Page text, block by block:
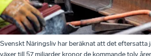
Svenskt Näringsliv har beräknat att det eftersatta
växer till 57 miljarder kronor de kommande tolv